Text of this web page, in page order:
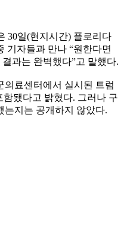
30일(현지시간) 플로리다
기자들과 만나 “원한다면
과는 완벽했다”고 말했다.
의료센터에서 실시된 트럼
됐다고 밝혔다. 그러나 구
는지는 공개하지 않았다.